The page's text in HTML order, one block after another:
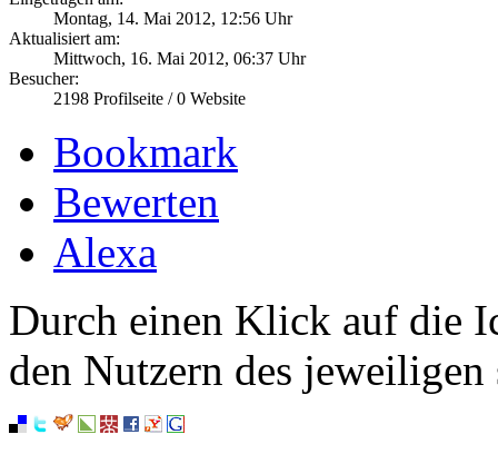
Montag, 14. Mai 2012, 12:56 Uhr
Aktualisiert am:
Mittwoch, 16. Mai 2012, 06:37 Uhr
Besucher:
2198 Profilseite /0 Website
Bookmark
Bewerten
Alexa
Durch einen Klick auf die
den Nutzern des